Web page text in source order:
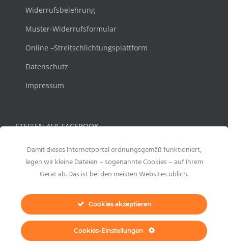
Widerrufsbelehrung
Muster-Widerrufsformular
Online –Streitschlichtungsplattform
Datenschutz
Impressum
STEFFEN AUF FACEBOOK
Damit dieses Internetportal ordnungsgemäß funktioniert,
legen wir kleine Dateien – sogenannte Cookies – auf Ihrem
Gerät ab. Das ist bei den meisten Websites üblich.
Cookies akzeptieren
Cookies-Einstellungen